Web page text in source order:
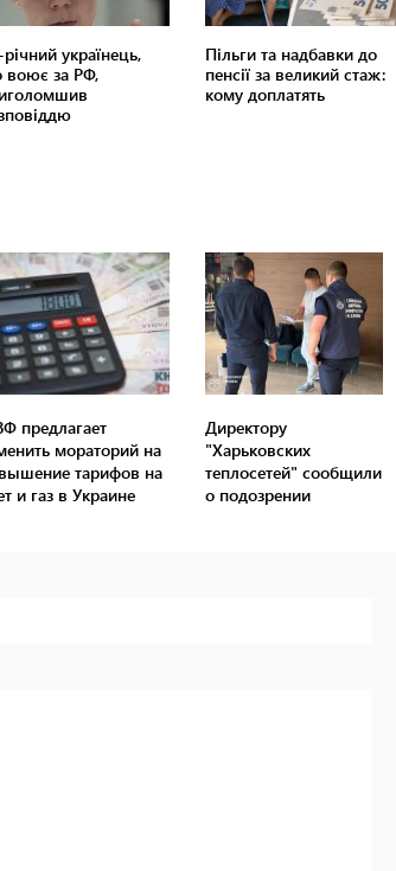
предлагает
мораторий на
тарифов на
и газ в Украине
Директору
"Харьковских
теплосетей" сообщили
о подозрении